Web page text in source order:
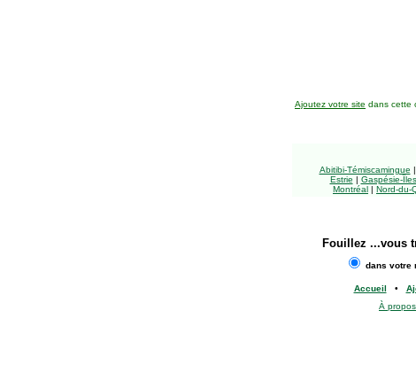
Ajoutez votre site dans cette
Abitibi-Témiscamingue |
Estrie | Gaspésie-
Montréal | Nord-du-
Fouillez ...vous
dans votre
Accueil •
À